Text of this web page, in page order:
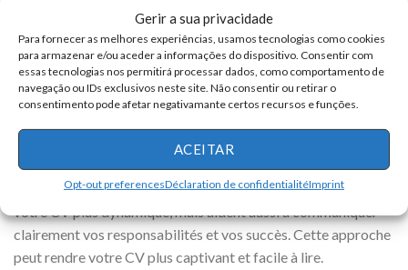
Gerir a sua privacidade
Para fornecer as melhores experiências, usamos tecnologias como cookies
para armazenar e/ou aceder a informações do dispositivo. Consentir com
essas tecnologias nos permitirá processar dados, como comportamento de
navegação ou IDs exclusivos neste site. Não consentir ou retirar o
consentimento pode afetar negativamante certos recursos e funções.
ACEITAR
Opt-out preferencesDéclaration de confidentialitéImprint
distinguer des autres candidats et montrer que vous avez une
base solide pour le rôle. Inclure votre formation ajoute
également de la profondeur à votre CV.
Pour rendre votreCVplus attrayant et impactant, utilisez des
et expériences. Des mots comme « géré », « traité », « assisté »
et « résolu » transmettent un sens d’activité et de
compétence. Les verbes d’action ne rendent pas seulement
clairement vos responsabilités et vos succès. Cette approche
peut rendre votre CV plus captivant et facile à lire.